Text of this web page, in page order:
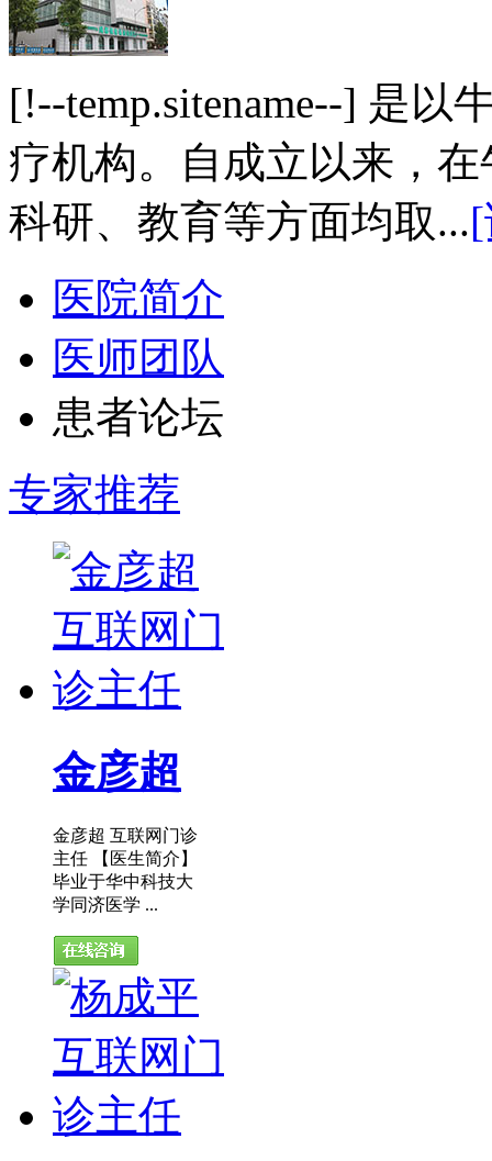
[!--temp.sitename--] 是以
疗机构。自成立以来，
科研、教育等方面均取...
医院简介
医师团队
患者论坛
专家推荐
金彦超
金彦超 互联网门诊
主任 【医生简介】
毕业于华中科技大
学同济医学 ...